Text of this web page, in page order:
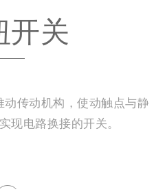
开关
传动机构，使动触点与静
现电路换接的开关。